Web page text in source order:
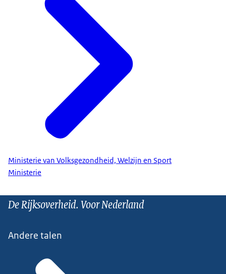
Ministerie van Volksgezondheid, Welzijn en Sport
Ministerie
De Rijksoverheid. Voor Nederland
Andere talen